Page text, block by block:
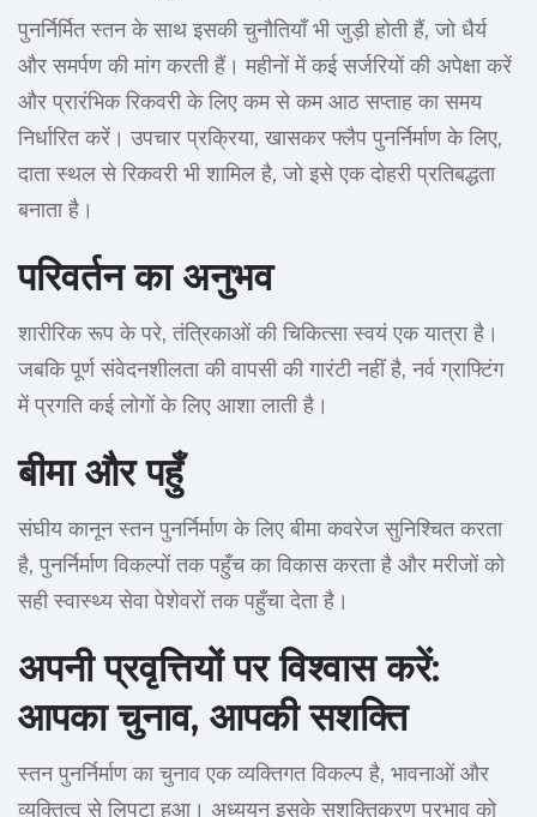
पुनर्निर्मित स्तन के साथ इसकी चुनौतियाँ भी जुड़ी होती हैं, जो धैर्य
और समर्पण की मांग करती हैं। महीनों में कई सर्जरियों की अपेक्षा करें
और प्रारंभिक रिकवरी के लिए कम से कम आठ सप्ताह का समय
निर्धारित करें। उपचार प्रक्रिया, खासकर फ्लैप पुनर्निर्माण के लिए,
दाता स्थल से रिकवरी भी शामिल है, जो इसे एक दोहरी प्रतिबद्धता
बनाता है।
परिवर्तन का अनुभव
शारीरिक रूप के परे, तंत्रिकाओं की चिकित्सा स्वयं एक यात्रा है।
जबकि पूर्ण संवेदनशीलता की वापसी की गारंटी नहीं है, नर्व ग्राफ्टिंग
में प्रगति कई लोगों के लिए आशा लाती है।
बीमा और पहुँ
संघीय कानून स्तन पुनर्निर्माण के लिए बीमा कवरेज सुनिश्चित करता
है, पुनर्निर्माण विकल्पों तक पहुँच का विकास करता है और मरीजों को
सही स्वास्थ्य सेवा पेशेवरों तक पहुँचा देता है।
अपनी प्रवृत्तियों पर विश्वास करें:
आपका चुनाव, आपकी सशक्ति
स्तन पुनर्निर्माण का चुनाव एक व्यक्तिगत विकल्प है, भावनाओं और
व्यक्तित्व से लिपटा हुआ। अध्ययन इसके सशक्तिकरण प्रभाव को